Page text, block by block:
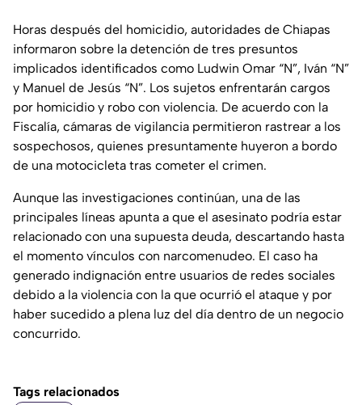
Horas después del homicidio, autoridades de Chiapas
informaron sobre la detención de tres presuntos
implicados identificados como Ludwin Omar “N”, Iván “N”
y Manuel de Jesús “N”. Los sujetos enfrentarán cargos
por homicidio y robo con violencia. De acuerdo con la
Fiscalía, cámaras de vigilancia permitieron rastrear a los
sospechosos, quienes presuntamente huyeron a bordo
de una motocicleta tras cometer el crimen.
Aunque las investigaciones continúan, una de las
principales líneas apunta a que el asesinato podría estar
relacionado con una supuesta deuda, descartando hasta
el momento vínculos con narcomenudeo. El caso ha
generado indignación entre usuarios de redes sociales
debido a la violencia con la que ocurrió el ataque y por
haber sucedido a plena luz del día dentro de un negocio
concurrido.
Tags relacionados